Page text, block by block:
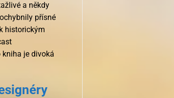
a někdy
přísné
historickým
kniha je divoká